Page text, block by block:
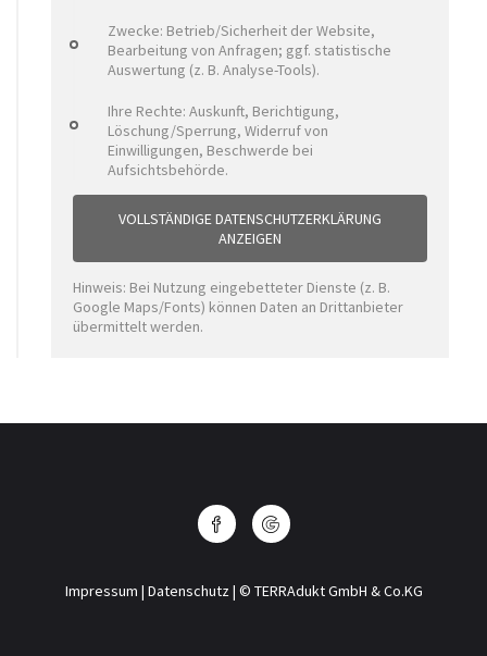
Zwecke: Betrieb/Sicherheit der Website,
Bearbeitung von Anfragen; ggf. statistische
Auswertung (z. B. Analyse-Tools).
Ihre Rechte: Auskunft, Berichtigung,
Löschung/Sperrung, Widerruf von
Einwilligungen, Beschwerde bei
Aufsichtsbehörde.
VOLLSTÄNDIGE DATENSCHUTZERKLÄRUNG
ANZEIGEN
Hinweis: Bei Nutzung eingebetteter Dienste (z. B.
Google Maps/Fonts) können Daten an Drittanbieter
übermittelt werden.
Impressum | Datenschutz| © TERRAdukt GmbH & Co.KG